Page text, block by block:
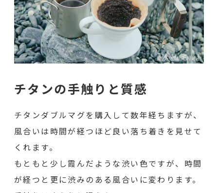
チタンの手触りと質感
チタンダブルマグを購入して数年経ちますが、
風合いは時間が経つほど良い落ち着きを見せて
くれます。
もともと少し霞んだような渋い色ですが、時間
が経つと更に渋みのある風合いに変わります。